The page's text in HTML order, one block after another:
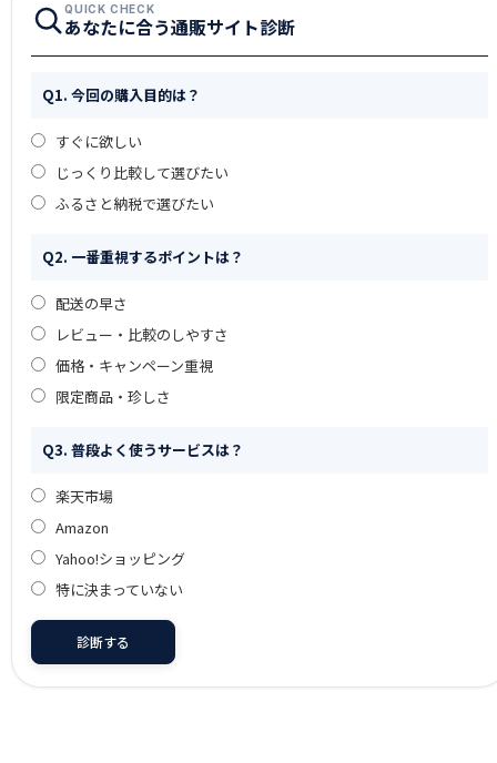
QUICK CHECK
あなたに合う通販サイト診断
Q1. 今回の購入目的は？
すぐに欲しい
じっくり比較して選びたい
ふるさと納税で選びたい
Q2. 一番重視するポイントは？
配送の早さ
レビュー・比較のしやすさ
価格・キャンペーン重視
限定商品・珍しさ
Q3. 普段よく使うサービスは？
楽天市場
Amazon
Yahoo!ショッピング
特に決まっていない
診断する